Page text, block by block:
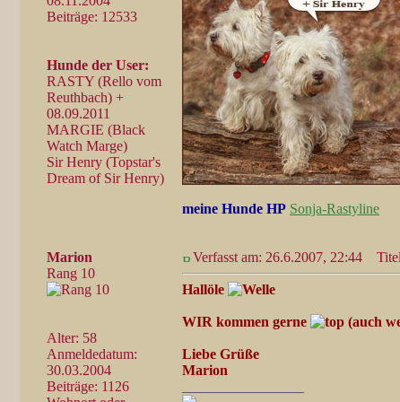
Beiträge: 12533
Hunde der User:
RASTY (Rello vom
Reuthbach) +
08.09.2011
MARGIE (Black
Watch Marge)
Sir Henry (Topstar's
Dream of Sir Henry)
meine Hunde HP Sonja-Rastyline
Marion
Rang 10
Alter: 58
Anmeldedatum:
30.03.2004
Beiträge: 1126
Verfasst am: 26.6.2007, 22:44
Hallöle
WIR kommen gerne (auch
Liebe Grüße
Marion